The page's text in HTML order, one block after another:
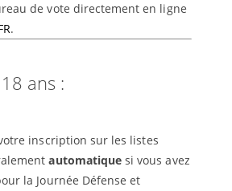
de vote directement en ligne
.
ans :
inscription sur les listes
automatique si vous avez
la Journée Défense et